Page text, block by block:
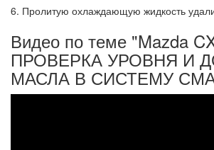
6. Пролитую охлаждающую жидкость
Видео по теме "Mazda
ПРОВЕРКА УРОВНЯ И
МАСЛА В СИСТЕМУ